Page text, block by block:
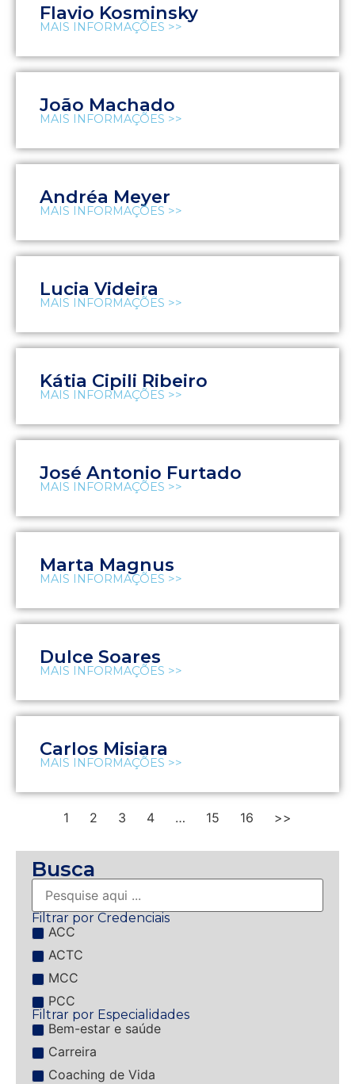
Flavio Kosminsky
MAIS INFORMAÇÕES >>
João Machado
MAIS INFORMAÇÕES >>
Andréa Meyer
MAIS INFORMAÇÕES >>
Lucia Videira
MAIS INFORMAÇÕES >>
Kátia Cipili Ribeiro
MAIS INFORMAÇÕES >>
José Antonio Furtado
MAIS INFORMAÇÕES >>
Marta Magnus
MAIS INFORMAÇÕES >>
Dulce Soares
MAIS INFORMAÇÕES >>
Carlos Misiara
MAIS INFORMAÇÕES >>
1 2 3 4 … 15 16 >>
Busca
Filtrar por Credenciais
ACC
ACTC
MCC
PCC
Filtrar por Especialidades
Bem-estar e saúde
Carreira
Coaching de Vida